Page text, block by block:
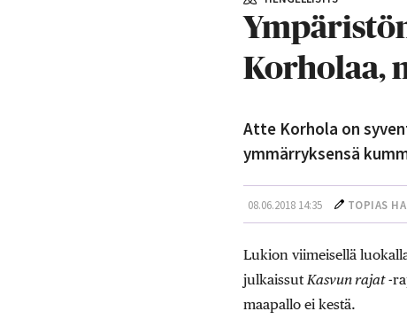
Korholaa,
Atte Korhola on
ymmärryksensä
08.06.2018 14:35 TOPIAS
Lukion viimeisellä
julkaissut Kasvun rajat-
maapallo ei kestä.